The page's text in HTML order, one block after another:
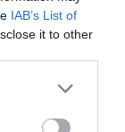
IAB’s List of
it to other
more Google
may click to
των
ο
θα